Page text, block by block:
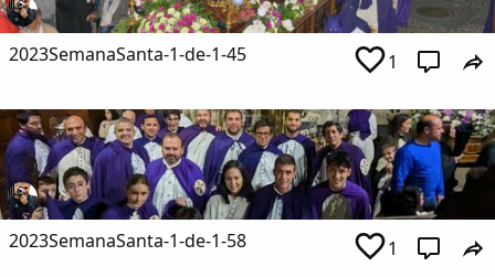
2023SemanaSanta-1-de-1-45 1
2023SemanaSanta-1-de-1-58 1